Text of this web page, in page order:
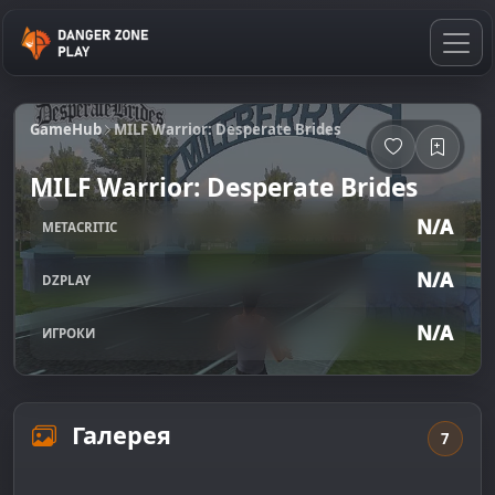
GameHub MILF Warrior: Desperate Brides
MILF Warrior: Desperate Brides
METACRITIC N/A
DZPLAY N/A
ИГРОКИ N/A
Галерея 7